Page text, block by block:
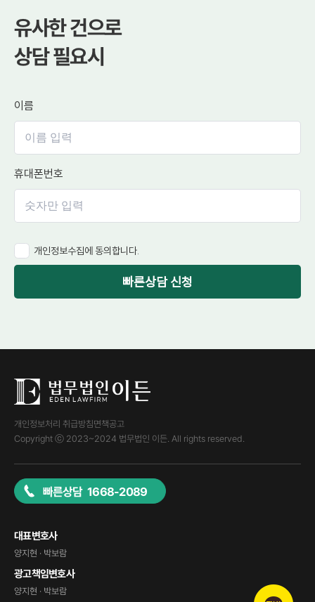
유사한 건으로
상담 필요시
이름
휴대폰번호
개인정보수집에 동의합니다.
빠른상담 신청
개인정보처리 취급방침면책공고
Copyright ⓒ 2023~2024 법무법인 이든. All rights reserved.
빠른상담 1668-2089
대표변호사
양지현 · 박보람
광고책임변호사
양지현 · 박보람